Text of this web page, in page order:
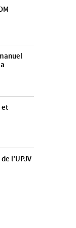
et
l’UPJV